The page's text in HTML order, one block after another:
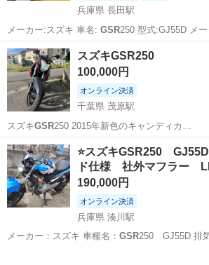
兵庫県 長田駅
メーカー:スズキ 車名: GSR 250 型式:GJ55D メ
兵庫 神戸市 長田駅
スズキGSR250
100,000円
オンライン決済
千葉県 茂原駅
スズキGSR250 2015年新色のキャンディカ…
千葉 茂原市 茂原駅
⭐スズキGSR250
ド仕様 社外マフラー
190,000円
オンライン決済
兵庫県 湊川駅
メーカー：スズキ 車種名： GSR250 GJ55D 排